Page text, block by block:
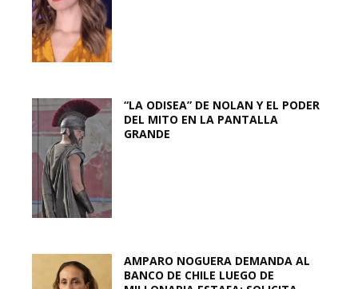
“LA ODISEA” DE NOLAN Y EL PODER
DEL MITO EN LA PANTALLA
GRANDE
AMPARO NOGUERA DEMANDA AL
BANCO DE CHILE LUEGO DE